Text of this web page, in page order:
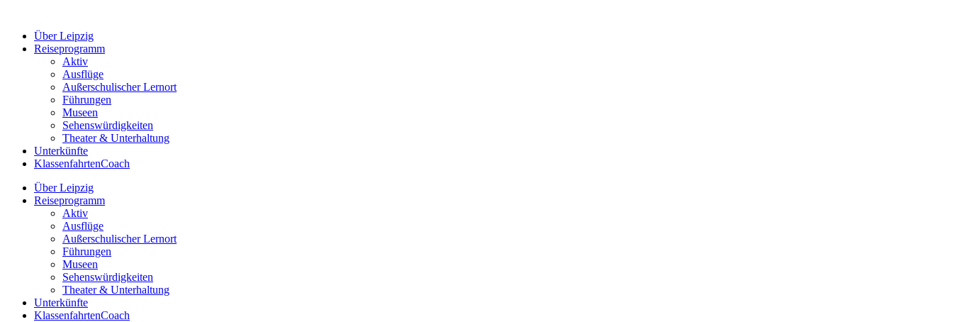
springenÜber Leipzig
Reiseprogramm
Aktiv
Ausflüge
Außerschulischer Lernort
Führungen
Museen
Sehenswürdigkeiten
Theater & Unterhaltung
Unterkünfte
KlassenfahrtenCoach
Über Leipzig
Reiseprogramm
Aktiv
Ausflüge
Außerschulischer Lernort
Führungen
Museen
Sehenswürdigkeiten
Theater & Unterhaltung
Unterkünfte
KlassenfahrtenCoach